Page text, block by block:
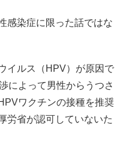
感染症に限った話ではな
イルス（HPV）が原因で
によって男性からうつさ
ワクチンの接種を推奨
労省が認可していないた